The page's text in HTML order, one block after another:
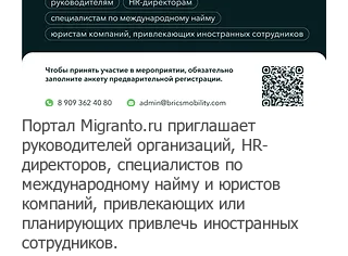
Портал Migranto.ru приглашает
руководителей организаций, HR-
директоров, специалистов по
международному найму и юристов
компаний, привлекающих или
планирующих привлечь иностранных
сотрудников.